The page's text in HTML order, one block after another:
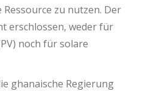
zu nutzen. Der
erschlossen, weder für
noch für solare
ghanaische Regierung